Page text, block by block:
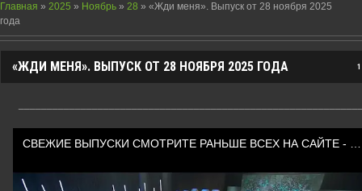
Главная » 2025 » Ноябрь » 28 » «Жди меня». Выпуск от 28 ноября 2025
года
«ЖДИ МЕНЯ». ВЫПУСК ОТ 28 НОЯБРЯ 2025 ГОДА